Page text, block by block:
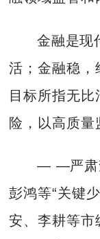
金融是现
活；金融稳，
目标所指无
险，以高质量
— —严肃
彭鸿等“关键
安、李耕等市